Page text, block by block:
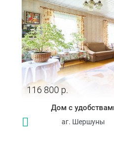
116 800 р.
Дом с
аг. Шершуны